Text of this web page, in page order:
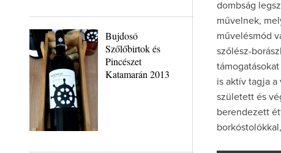
Bujdosó
Szőlőbirtok és
Pincészet
Katamarán 2013
dombság
művelnek,
művelésmód
szőlész-
is aktív tagja a
született és
berendezett